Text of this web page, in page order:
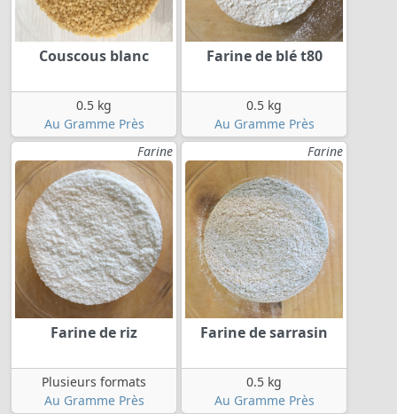
Couscous blanc
0.5 kg
Au Gramme Près
Farine de blé t80
0.5 kg
Au Gramme Près
Farine
Farine de riz
Plusieurs formats
Au Gramme Près
Farine
Farine de sarrasin
0.5 kg
Au Gramme Près